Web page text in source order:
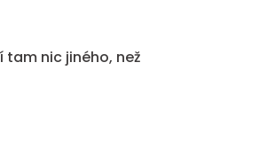
nic jiného, než